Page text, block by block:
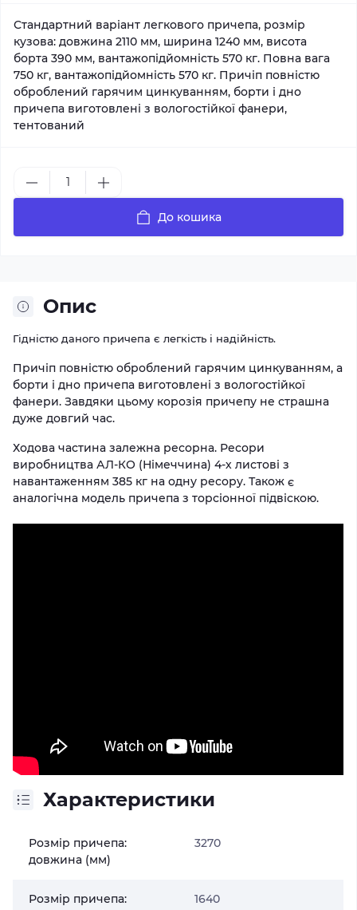
Стандартний варіант легкового причепа, розмір
кузова: довжина 2110 мм, ширина 1240 мм, висота
борта 390 мм, вантажопідйомність 570 кг. Повна вага
750 кг, вантажопідйомність 570 кг. Причіп повністю
оброблений гарячим цинкуванням, борти і дно
причепа виготовлені з вологостійкої фанери,
тентований
До кошика
Опис
Гідністю даного причепа є легкість і надійність.
Причіп повністю оброблений гарячим цинкуванням, а
борти і дно причепа виготовлені з вологостійкої
фанери. Завдяки цьому корозія причепу не страшна
дуже довгий час.
Ходова частина залежна ресорна. Ресори
виробництва АЛ-КО (Німеччина) 4-х листові з
навантаженням 385 кг на одну ресору. Також є
аналогічна модель причепа з торсіонної підвіскою.
Характеристики
Розмір причепа:
довжина (мм)
3270
Розмір причепа:
1640